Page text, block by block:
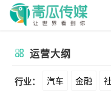
运营大纲
行业： 汽车 金融